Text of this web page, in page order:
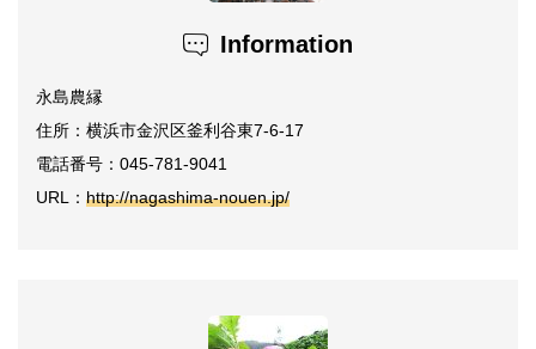
Information
永島農縁
住所：横浜市金沢区釜利谷東7-6-17
電話番号：045-781-9041
URL： http://nagashima-nouen.jp/